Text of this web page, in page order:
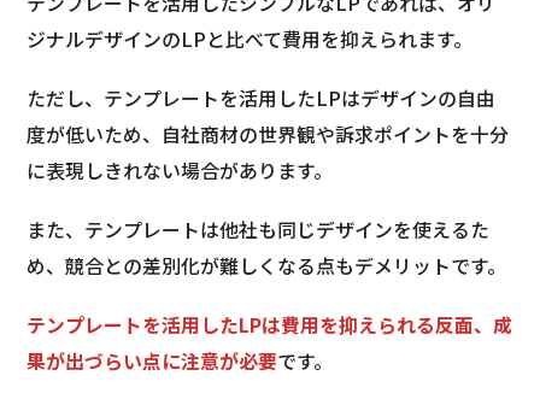
ジナルデザインのLPと比べて費用を抑えられます。
ただし、テンプレートを活用したLPはデザインの自由
度が低いため、自社商材の世界観や訴求ポイントを十分
に表現しきれない場合があります。
また、テンプレートは他社も同じデザインを使えるた
め、競合との差別化が難しくなる点もデメリットです。
テンプレートを活用したLPは費用を抑えられる反面、成
果が出づらい点に注意が必要です。